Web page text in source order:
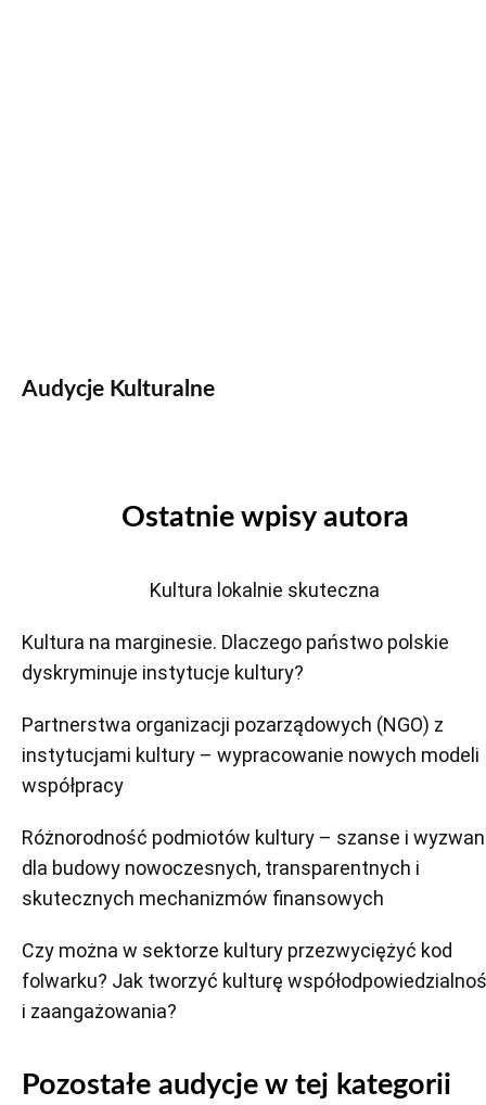
Audycje Kulturalne
Ostatnie wpisy autora
Kultura lokalnie skuteczna
Kultura na marginesie. Dlaczego państwo polskie
dyskryminuje instytucje kultury?
Partnerstwa organizacji pozarządowych (NGO) z
instytucjami kultury – wypracowanie nowych modeli
współpracy
Różnorodność podmiotów kultury – szanse i
dla budowy nowoczesnych, transparentnych i
skutecznych mechanizmów finansowych
Czy można w sektorze kultury przezwyciężyć kod
folwarku? Jak tworzyć kulturę
i zaangażowania?
Pozostałe audycje w tej kategorii